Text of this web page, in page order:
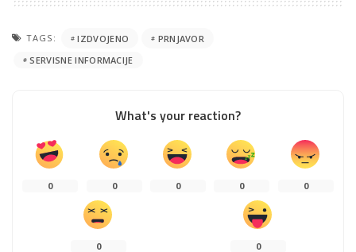
TAGS: IZDVOJENO
PRNJAVOR
SERVISNE INFORMACIJE
What's your reaction?
0 0 0 0 0
0 0